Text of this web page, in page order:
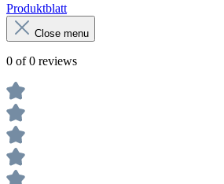
Produktblatt
Close menu
0 of 0 reviews